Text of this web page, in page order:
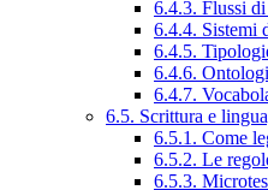
6.4.3. Flussi
6.4.4. Sistemi
6.4.5.
6.4.6.
6.4.7.
6.5. Scrittura e
6.5.1. Come
6.5.2. Le
6.5.3.